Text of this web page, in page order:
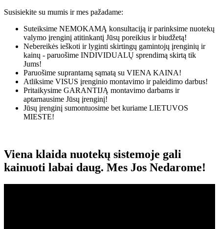
Susisiekite su mumis ir mes pažadame:
Suteiksime NEMOKAMĄ konsultaciją ir parinksime nuotekų
valymo įrenginį atitinkantį Jūsų poreikius ir biudžetą!
Nebereikės ieškoti ir lyginti skirtingų gamintojų įrenginių ir
kainų - paruošime INDIVIDUALŲ sprendimą skirtą tik
Jums!
Paruošime suprantamą sąmatą su VIENA KAINA!
Atliksime VISUS įrenginio montavimo ir paleidimo darbus!
Pritaikysime GARANTIJĄ montavimo darbams ir
aptarnausime Jūsų įrenginį!
Jūsų įrenginį sumontuosime bet kuriame LIETUVOS
MIESTE!
Viena klaida nuotekų sistemoje gali
kainuoti labai daug. Mes Jos Nedarome!